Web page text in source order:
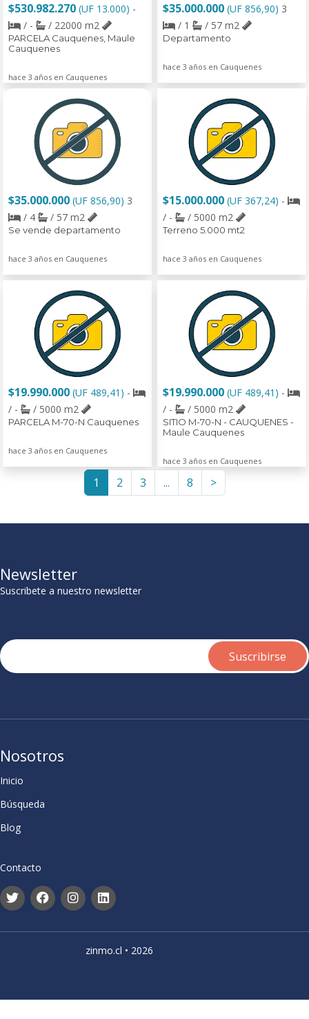
$530.982.270 (UF 13.000) -
/ -
/ 22000 m2
PARCELA Cauquenes, Maule
Cauquenes
hace 3 años en Cauquenes
$35.000.000 (UF 856,90) 3
/ 1
/ 57 m2
Departamento
hace 3 años en Cauquenes
$35.000.000 (UF 856,90) 3
/ 4
/ 57 m2
Se vende departamento
hace 3 años en Cauquenes
$15.000.000 (UF 367,24) -
/ -
/ 5000 m2
Terreno 5.000 mt2
hace 3 años en Cauquenes
$19.990.000 (UF 489,41) -
/ -
/ 5000 m2
PARCELA M-70-N Cauquenes
hace 3 años en Cauquenes
$19.990.000 (UF 489,41) -
/ -
/ 5000 m2
SITIO M-70-N - CAUQUENES -
Maule Cauquenes
hace 3 años en Cauquenes
1 2 3 ... 8 >
Newsletter
Suscribete a nuestro newsletter
Nosotros
Inicio
Búsqueda
Blog
Contacto
zinmo.cl • 2026